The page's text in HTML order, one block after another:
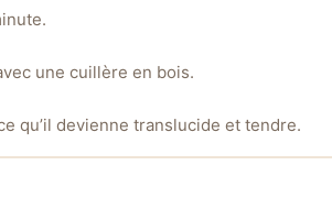
une cuillère en bois.
qu’il devienne translucide et tendre.